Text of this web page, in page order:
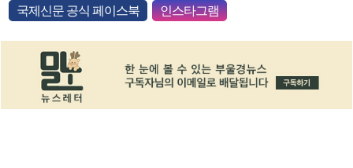
국제신문 공식 페이스북 인스타그램